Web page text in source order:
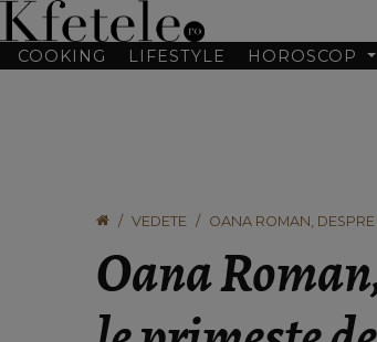
COOKING LIFESTYLE HOROSCOP
VEDETE
OANA ROMAN, DESPRE
Oana